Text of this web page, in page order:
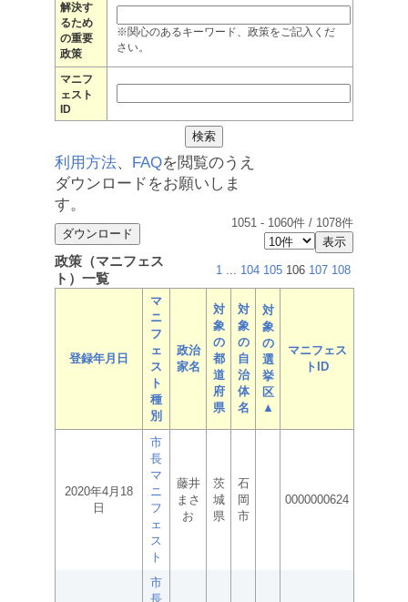
解決す
るため
の重要
政策
※関心のあるキーワード、政策をご記入くだ
さい。
マニフ
ェスト
ID
利用方法、 FAQを閲覧のうえ
ダウンロードをお願いしま
す。
1051 - 1060件 / 1078件
政策（マニフェス
ト）一覧
1 ... 104 105 106 107 108
登録年月日
マ
ニ
フ
ェ
ス
ト
種
別
政治
家名
対
象
の
都
道
府
県
対
象
の
自
治
体
名
対
象
の
選
挙
区
▲
マニフェス
トID
2020年4月18
日
市
長
マ
ニ
フ
ェ
ス
ト
藤井
まさ
お
茨
城
県
石
岡
市
0000000624
市
長